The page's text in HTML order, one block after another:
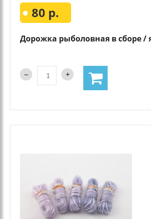
80 р.
Дорожка рыболовная в сборе /